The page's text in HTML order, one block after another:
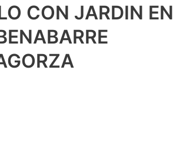
CON JARDIN EN